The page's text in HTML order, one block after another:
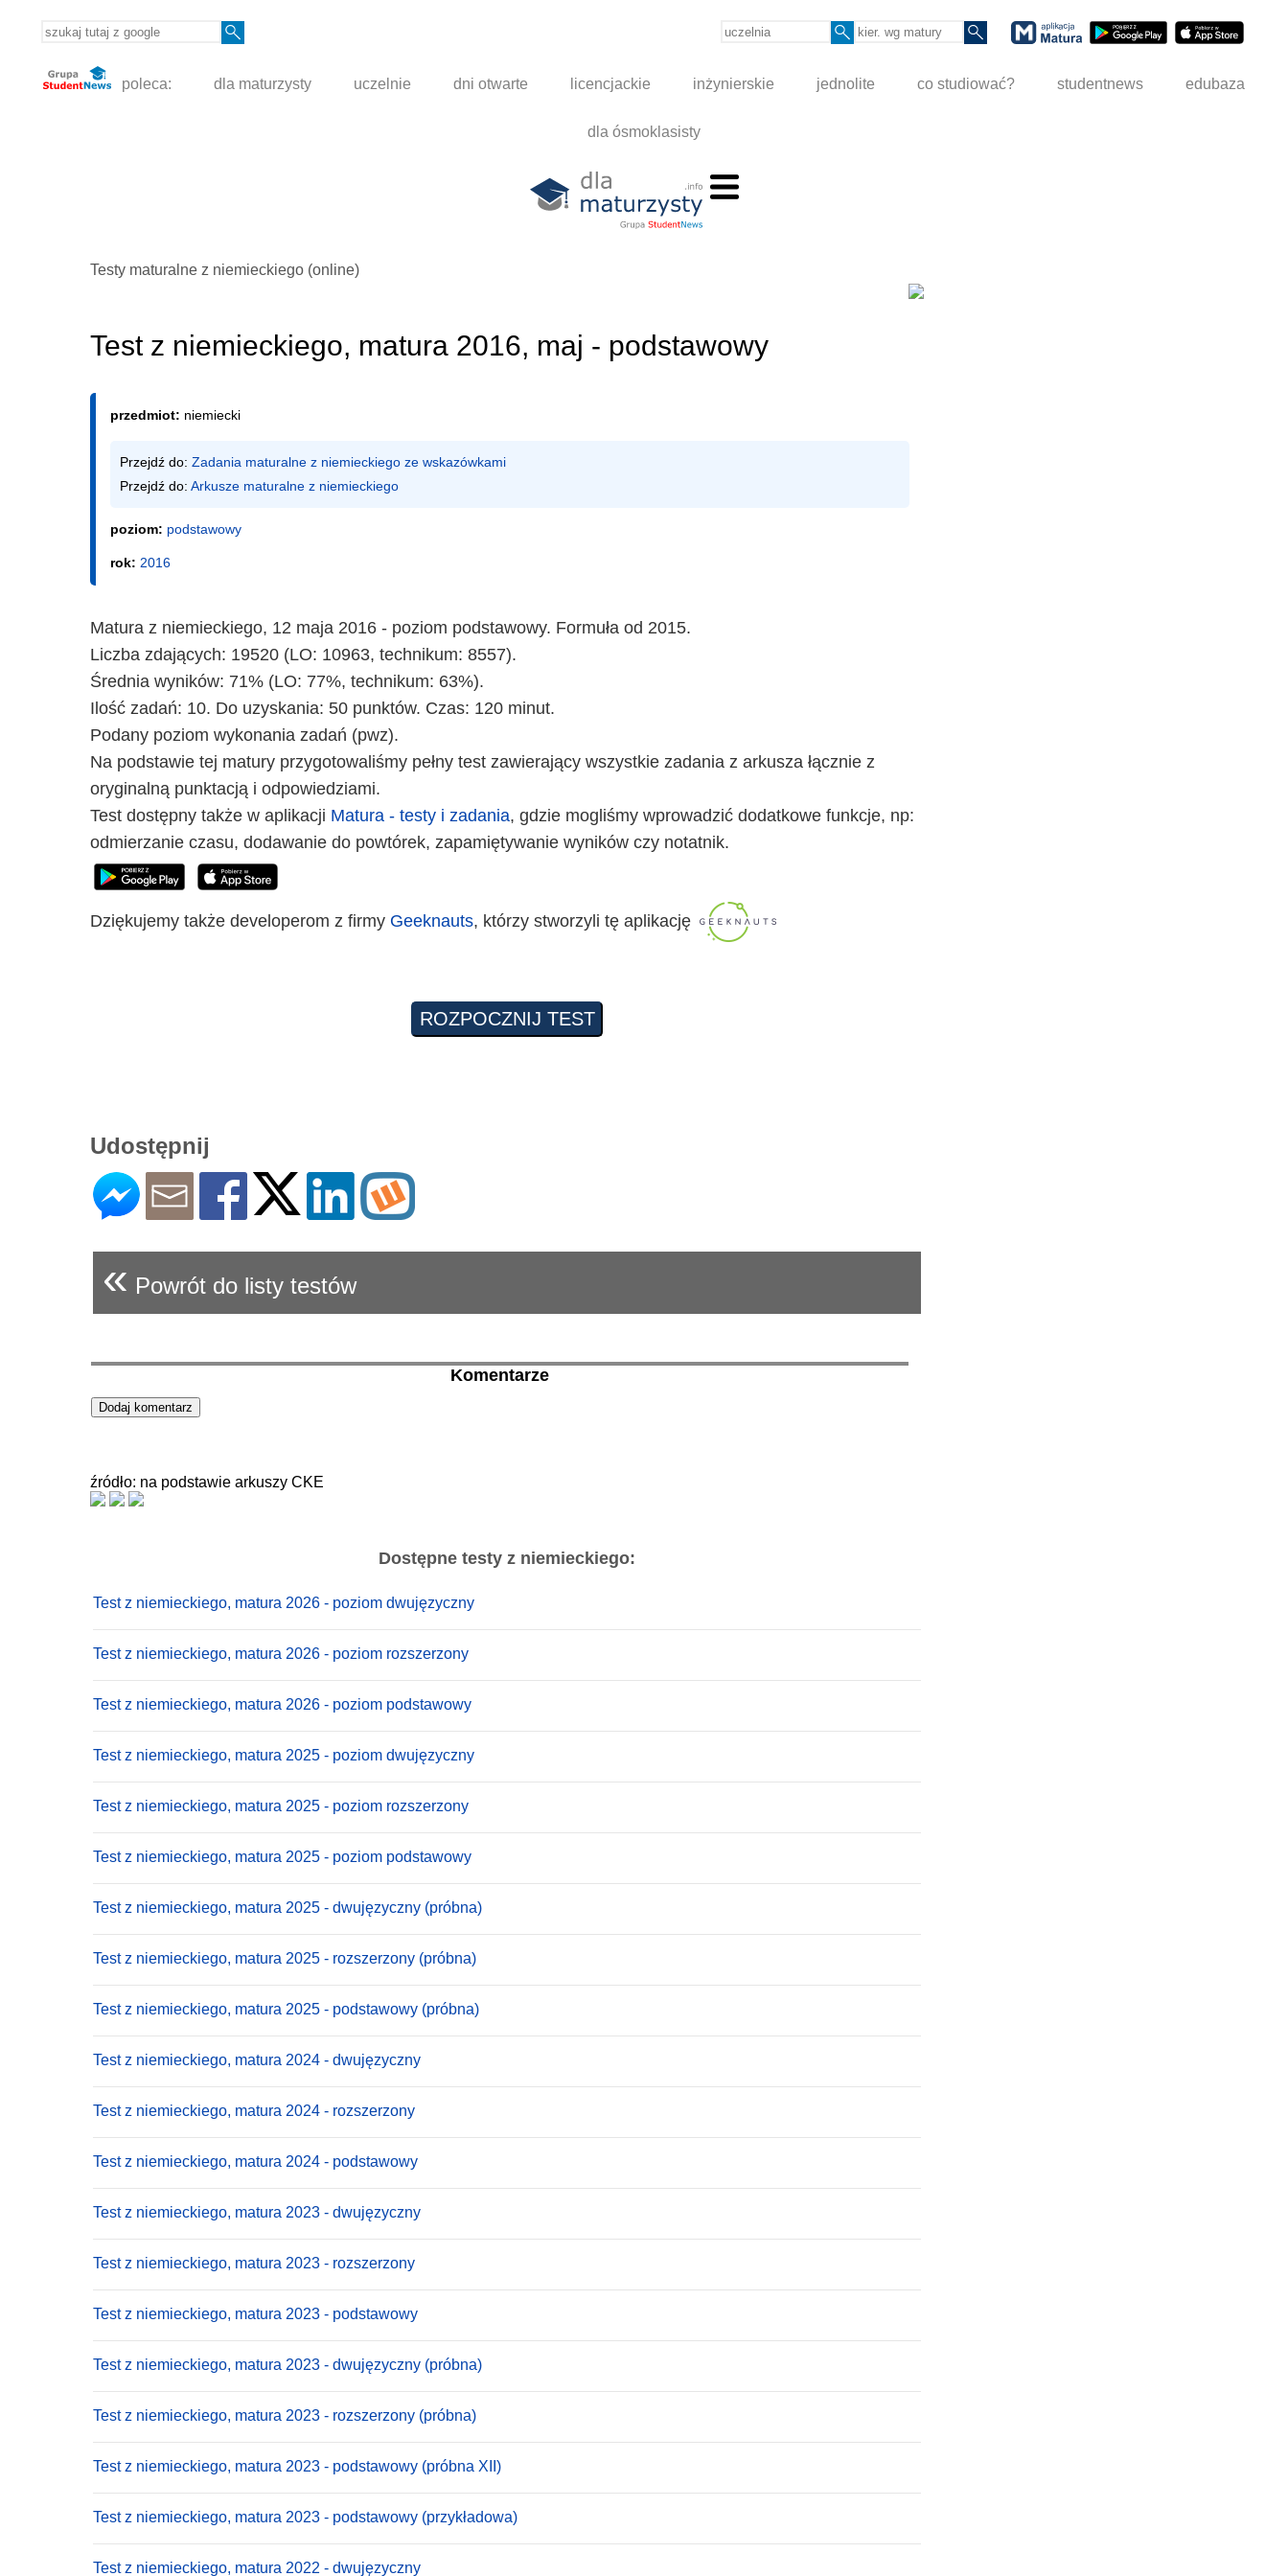
poleca: dla maturzysty uczelnie dni otwarte licencjackie inżynierskie jednolite co studiować? studentnews edubaza
dla ósmoklasisty
Testy maturalne z niemieckiego (online)
Test z niemieckiego, matura 2016, maj - podstawowy
przedmiot: niemiecki
Przejdź do: Zadania maturalne z niemieckiego ze wskazówkami
Przejdź do: Arkusze maturalne z niemieckiego
poziom: podstawowy
rok: 2016
Matura z niemieckiego, 12 maja 2016 - poziom podstawowy. Formuła od 2015.
Liczba zdających: 19520 (LO: 10963, technikum: 8557).
Średnia wyników: 71% (LO: 77%, technikum: 63%).
Ilość zadań: 10. Do uzyskania: 50 punktów. Czas: 120 minut.
Podany poziom wykonania zadań (pwz).
Na podstawie tej matury przygotowaliśmy pełny test zawierający wszystkie zadania z arkusza łącznie z
oryginalną punktacją i odpowiedziami.
Test dostępny także w aplikacji Matura - testy i zadania, gdzie mogliśmy wprowadzić dodatkowe funkcje, np:
odmierzanie czasu, dodawanie do powtórek, zapamiętywanie wyników czy notatnik.
Dziękujemy także developerom z firmy Geeknauts, którzy stworzyli tę aplikację
Udostępnij
« Powrót do listy testów
Komentarze
źródło: na podstawie arkuszy CKE
Dostępne testy z niemieckiego:
Test z niemieckiego, matura 2026 - poziom dwujęzyczny
Test z niemieckiego, matura 2026 - poziom rozszerzony
Test z niemieckiego, matura 2026 - poziom podstawowy
Test z niemieckiego, matura 2025 - poziom dwujęzyczny
Test z niemieckiego, matura 2025 - poziom rozszerzony
Test z niemieckiego, matura 2025 - poziom podstawowy
Test z niemieckiego, matura 2025 - dwujęzyczny (próbna)
Test z niemieckiego, matura 2025 - rozszerzony (próbna)
Test z niemieckiego, matura 2025 - podstawowy (próbna)
Test z niemieckiego, matura 2024 - dwujęzyczny
Test z niemieckiego, matura 2024 - rozszerzony
Test z niemieckiego, matura 2024 - podstawowy
Test z niemieckiego, matura 2023 - dwujęzyczny
Test z niemieckiego, matura 2023 - rozszerzony
Test z niemieckiego, matura 2023 - podstawowy
Test z niemieckiego, matura 2023 - dwujęzyczny (próbna)
Test z niemieckiego, matura 2023 - rozszerzony (próbna)
Test z niemieckiego, matura 2023 - podstawowy (próbna XII)
Test z niemieckiego, matura 2023 - podstawowy (przykładowa)
Test z niemieckiego, matura 2022 - dwujęzyczny